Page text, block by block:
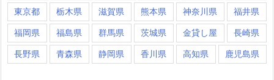
東京都 栃木県 滋賀県 熊本県 神奈川県 福井県
福岡県 福島県 群馬県 茨城県 金貸し屋 長崎県
長野県 青森県 静岡県 香川県 高知県 鹿児島県